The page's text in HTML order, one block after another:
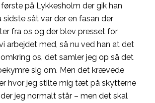
på Lykkesholm der gik han
sidste såt var der en fasan der
fra os og der blev presset for
arbejdet med, så nu ved han at det
os, det samler jeg op så det
sig om. Men det krævede
hvor jeg stilte mig tæt på skytterne
jeg normalt står – men det skal